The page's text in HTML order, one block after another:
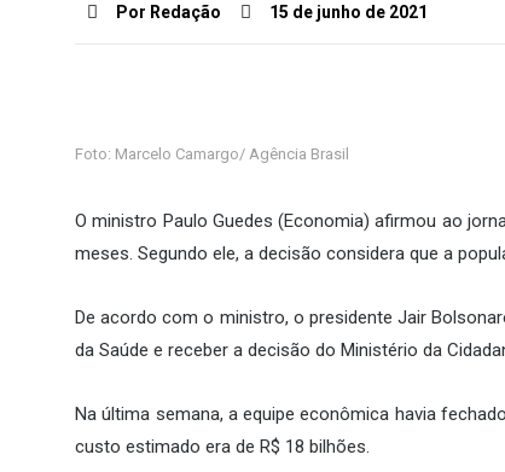
Por Redação 15 de junho de 2021
Foto: Marcelo Camargo/ Agência Brasil
O ministro Paulo Guedes (Economia) afirmou ao
meses. Segundo ele, a decisão considera que a
De acordo com o ministro, o presidente Jair
da Saúde e receber a decisão do Ministério da
Na última semana, a equipe econômica havia
custo estimado era de R$ 18 bilhões.